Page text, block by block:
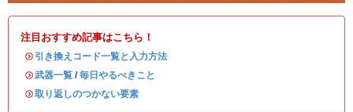
注目おすすめ記事はこちら！
・ 引き換えコード一覧と入力方法
・武器一覧 / 毎日やるべきこと
・取り返しのつかない要素